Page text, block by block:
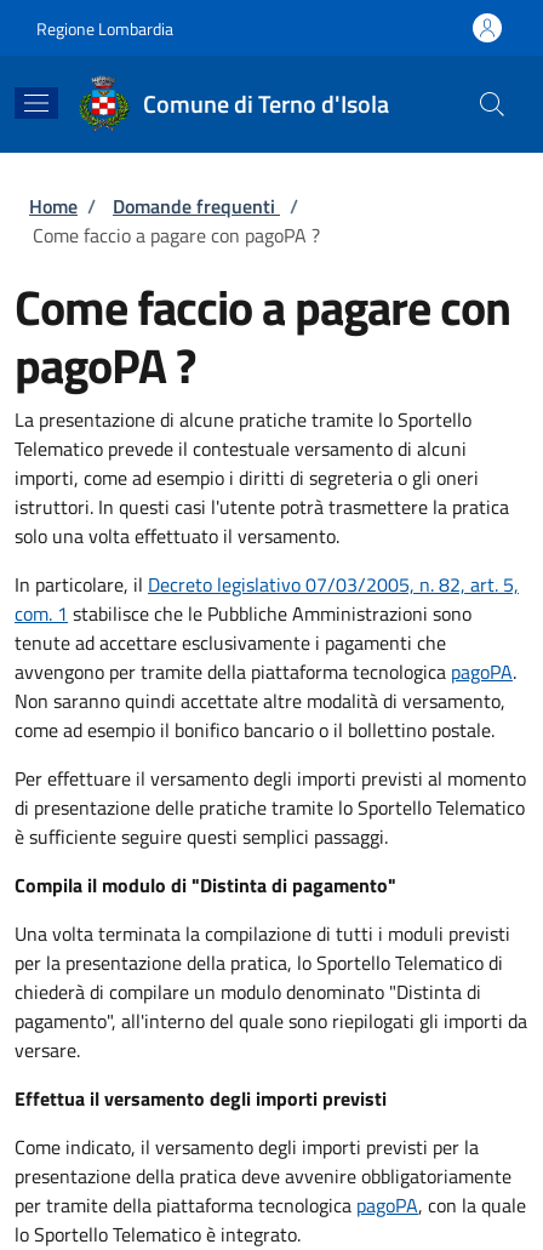
Regione Lombardia
Comune di Terno d'Isola
Briciole di pane
Home / Domande frequenti /
Come faccio a pagare con pagoPA ?
Come faccio a pagare con
pagoPA ?
La presentazione di alcune pratiche tramite lo Sportello
Telematico prevede il contestuale versamento di alcuni
importi, come ad esempio i diritti di segreteria o gli oneri
istruttori. In questi casi l'utente potrà trasmettere la pratica
solo una volta effettuato il versamento.
In particolare, il Decreto legislativo 07/03/2005, n. 82, art. 5,
com. 1 stabilisce che le Pubbliche Amministrazioni sono
tenute ad accettare esclusivamente i pagamenti che
avvengono per tramite della piattaforma tecnologica pagoPA.
Non saranno quindi accettate altre modalità di versamento,
come ad esempio il bonifico bancario o il bollettino postale.
Per effettuare il versamento degli importi previsti al momento
di presentazione delle pratiche tramite lo Sportello Telematico
è sufficiente seguire questi semplici passaggi.
Compila il modulo di "Distinta di pagamento"
Una volta terminata la compilazione di tutti i moduli previsti
per la presentazione della pratica, lo Sportello Telematico di
chiederà di compilare un modulo denominato "Distinta di
pagamento", all'interno del quale sono riepilogati gli importi da
versare.
Effettua il versamento degli importi previsti
Come indicato, il versamento degli importi previsti per la
presentazione della pratica deve avvenire obbligatoriamente
per tramite della piattaforma tecnologica pagoPA, con la quale
lo Sportello Telematico è integrato.